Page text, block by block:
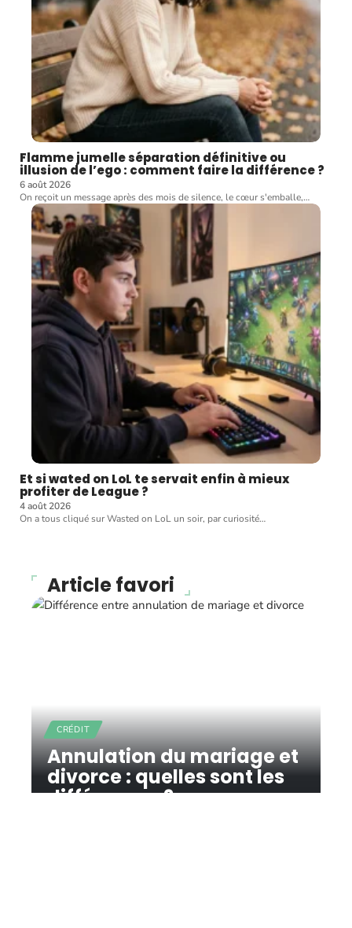
Flamme jumelle séparation définitive ou
illusion de l’ego : comment faire la différence ?
6 août 2026
On reçoit un message après des mois de silence, le cœur s'emballe,…
Et si wated on LoL te servait enfin à mieux
profiter de League ?
4 août 2026
On a tous cliqué sur Wasted on LoL un soir, par curiosité…
Article favori
CRÉDIT
Annulation du mariage et
divorce : quelles sont les
différences ?